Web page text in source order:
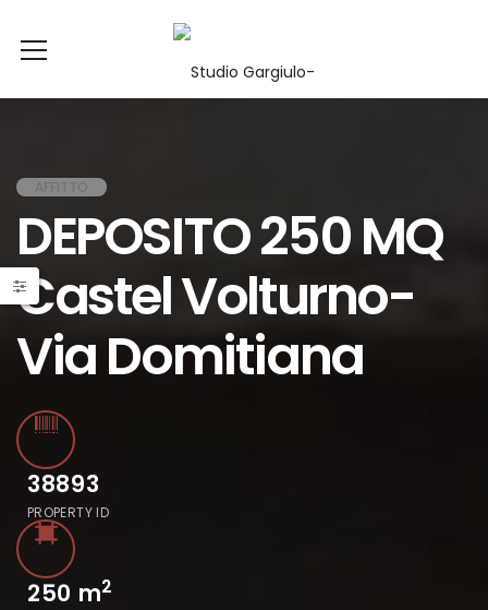
DEPOSITO 250 MQ
Castel Volturno-
Via Domitiana
38893
PROPERTY ID
250 m2